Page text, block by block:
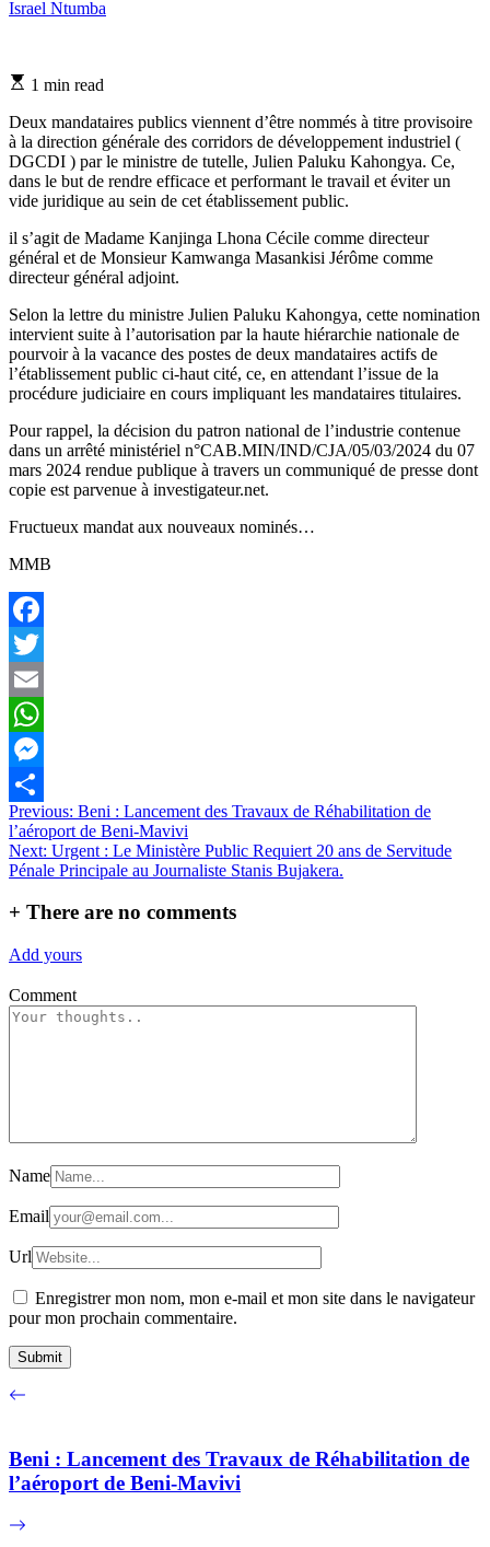
Israel Ntumba
Estimated
time
1 min read
Deux mandataires publics viennent d’être nommés à titre provisoire
à la direction générale des corridors de développement industriel (
DGCDI ) par le ministre de tutelle, Julien Paluku Kahongya. Ce,
dans le but de rendre efficace et performant le travail et éviter un
vide juridique au sein de cet établissement public.
il s’agit de Madame Kanjinga Lhona Cécile comme directeur
général et de Monsieur Kamwanga Masankisi Jérôme comme
directeur général adjoint.
Selon la lettre du ministre Julien Paluku Kahongya, cette nomination
intervient suite à l’autorisation par la haute hiérarchie nationale de
pourvoir à la vacance des postes de deux mandataires actifs de
l’établissement public ci-haut cité, ce, en attendant l’issue de la
procédure judiciaire en cours impliquant les mandataires titulaires.
Pour rappel, la décision du patron national de l’industrie contenue
dans un arrêté ministériel n°CAB.MIN/IND/CJA/05/03/2024 du 07
mars 2024 rendue publique à travers un communiqué de presse dont
copie est parvenue à investigateur.net.
Fructueux mandat aux nouveaux nominés…
MMB
Facebook
Twitter
Email
WhatsApp
Messenger
Partager
Navigation
de
l’article
Previous: Beni : Lancement des Travaux de Réhabilitation de
l’aéroport de Beni-Mavivi
Next: Urgent : Le Ministère Public Requiert 20 ans de Servitude
Pénale Principale au Journaliste Stanis Bujakera.
+ There are no comments
Add yours
Comment
Name
Email
Url
Enregistrer mon nom, mon e-mail et mon site dans le navigateur
pour mon prochain commentaire.
Beni : Lancement des Travaux de Réhabilitation de
l’aéroport de Beni-Mavivi